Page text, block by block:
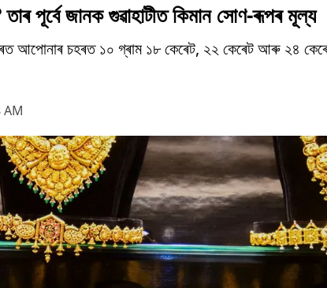
পূৰ্বে জানক গুৱাহাটীত কিমান সোণ-ৰূপৰ মূল্য
আপোনাৰ চহৰত ১০ গ্ৰাম ১৮ কেৰেট, ২২ কেৰেট আৰু ২৪
AM